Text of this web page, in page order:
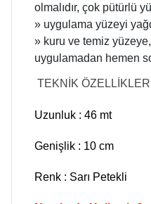
olmalıdır, çok pütürlü
» uygulama yüzeyi
» kuru ve temiz
uygulamadan hemen
TEKNİK ÖZELLİKLER
Uzunluk : 46 mt
Genişlik : 10 cm
Renk : Sarı Petekli